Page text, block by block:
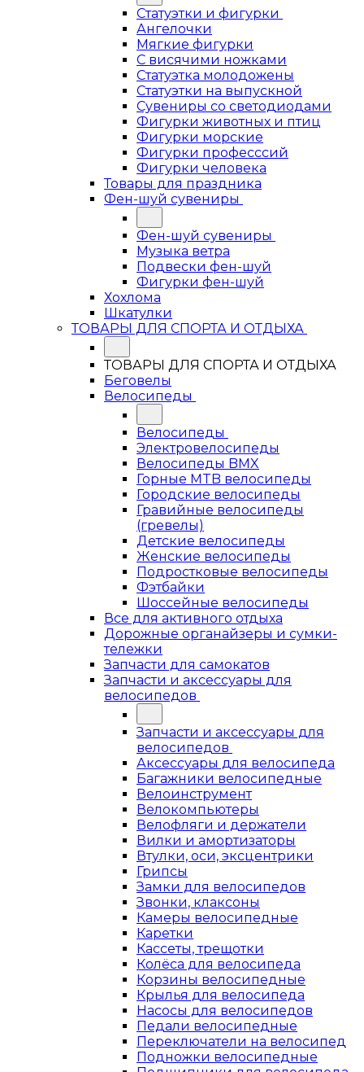
Статуэтки и фигурки
Ангелочки
Мягкие фигурки
С висячими ножками
Статуэтка молодожены
Статуэтки на выпускной
Сувениры со светодиодами
Фигурки животных и птиц
Фигурки морские
Фигурки професссий
Фигурки человека
Товары для праздника
Фен-шуй сувениры
Фен-шуй сувениры
Музыка ветра
Подвески фен-шуй
Фигурки фен-шуй
Хохлома
Шкатулки
ТОВАРЫ ДЛЯ СПОРТА И ОТДЫХА
ТОВАРЫ ДЛЯ СПОРТА И ОТДЫХА
Беговелы
Велосипеды
Велосипеды
Электровелосипеды
Велосипеды BMX
Горные MTB велосипеды
Городские велосипеды
Гравийные велосипеды
(гревелы)
Детские велосипеды
Женские велосипеды
Подростковые велосипеды
Фэтбайки
Шоссейные велосипеды
Все для активного отдыха
Дорожные органайзеры и сумки-
тележки
Запчасти для самокатов
Запчасти и аксессуары для
велосипедов
Запчасти и аксессуары для
велосипедов
Аксессуары для велосипеда
Багажники велосипедные
Велоинструмент
Велокомпьютеры
Велофляги и держатели
Вилки и амортизаторы
Втулки, оси, эксцентрики
Грипсы
Замки для велосипедов
Звонки, клаксоны
Камеры велосипедные
Каретки
Кассеты, трещотки
Колёса для велосипеда
Корзины велосипедные
Крылья для велосипеда
Насосы для велосипедов
Педали велосипедные
Переключатели на велосипед
Подножки велосипедные